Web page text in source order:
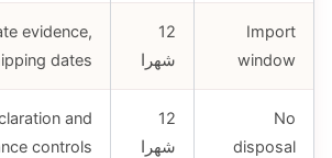
Import
window
12
شهرا
evidence,
dates
No
disposal
12
شهرا
and
controls,